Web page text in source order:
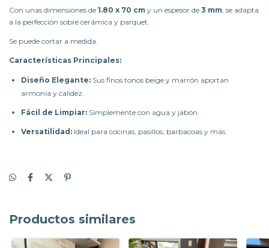
Con unas dimensiones de 1.80 x 70 cm y un espesor de 3 mm, se adapta
a la perfección sobre cerámica y parquet.
Se puede cortar a medida.
Características Principales:
Diseño Elegante: Sus finos tonos beige y marrón aportan
armonía y calidez.
Fácil de Limpiar: Simplemente con agua y jabón.
Versatilidad: Ideal para cocinas, pasillos, barbacoas y más.
Productos similares